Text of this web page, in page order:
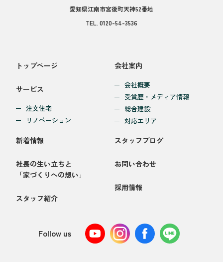
愛知県江南市宮後町天神52番地
TEL. 0120-54-3536
トップページ
サービス
注文住宅
リノベーション
会社案内
会社概要
受賞歴・メディア情報
総合建設
対応エリア
新着情報
社長の生い立ちと
「家づくりへの想い」
スタッフ紹介
スタッフブログ
お問い合わせ
採用情報
Follow us